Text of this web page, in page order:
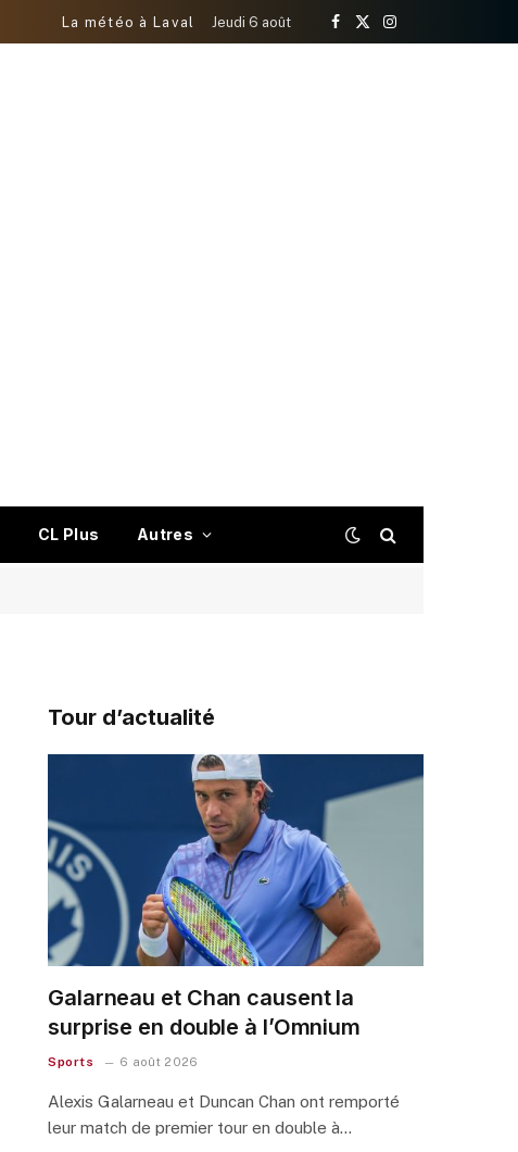
La météo à Laval Jeudi 6 août
Facebook
X
Instagram
CL Plus Autres
Tour d’actualité
Galarneau et Chan causent la
surprise en double à l’Omnium
Sports 6 août 2026
Alexis Galarneau et Duncan Chan ont remporté
leur match de premier tour en double à…